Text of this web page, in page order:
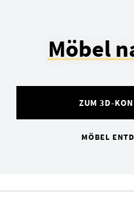
Möbel
ZUM 3D-
MÖBEL